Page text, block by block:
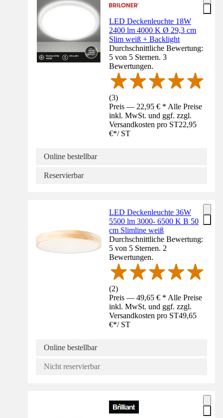
LED Deckenleuchte 18W
2400 lm 4000 K Ø 29,3 cm
Slim weiß + Backlight
Durchschnittliche Bewertung:
5 von 5 Sternen. 3
Bewertungen.
(3)
Preis — 22,95 € * Alle Preise
inkl. MwSt. und ggf. zzgl.
Versandkosten pro ST22,95
€*/ ST
Online bestellbar
Reservierbar
LED Deckenleuchte 36W
5500 lm 3000- 6500 K B 50
cm Slimline weiß
Durchschnittliche Bewertung:
5 von 5 Sternen. 2
Bewertungen.
(2)
Preis — 49,65 € * Alle Preise
inkl. MwSt. und ggf. zzgl.
Versandkosten pro ST49,65
€*/ ST
Online bestellbar
Nicht reservierbar